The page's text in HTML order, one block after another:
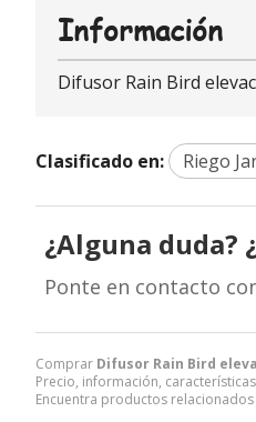
Comprar Difusor Rain Bird
Precio, información,
Encuentra productos
Información
Difusor Rain Bird
Clasificado en: Riego
¿Alguna duda?
Ponte en contacto